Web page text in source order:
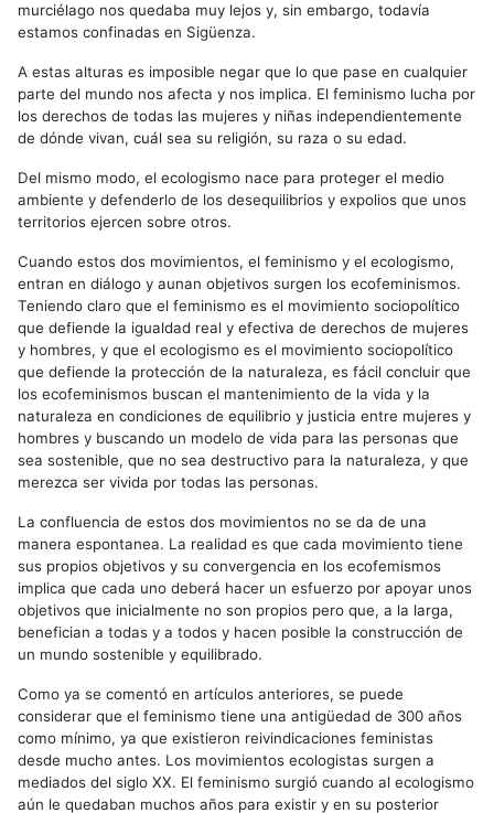
murciélago nos quedaba muy lejos y, sin embargo, todavía
estamos confinadas en Sigüenza.
A estas alturas es imposible negar que lo que pase en cualquier
parte del mundo nos afecta y nos implica. El feminismo lucha por
los derechos de todas las mujeres y niñas independientemente
de dónde vivan, cuál sea su religión, su raza o su edad.
Del mismo modo, el ecologismo nace para proteger el medio
ambiente y defenderlo de los desequilibrios y expolios que unos
territorios ejercen sobre otros.
Cuando estos dos movimientos, el feminismo y el ecologismo,
entran en diálogo y aunan objetivos surgen los ecofeminismos.
Teniendo claro que el feminismo es el movimiento sociopolítico
que defiende la igualdad real y efectiva de derechos de mujeres
y hombres, y que el ecologismo es el movimiento sociopolítico
que defiende la protección de la naturaleza, es fácil concluir que
los ecofeminismos buscan el mantenimiento de la vida y la
naturaleza en condiciones de equilibrio y justicia entre mujeres y
hombres y buscando un modelo de vida para las personas que
sea sostenible, que no sea destructivo para la naturaleza, y que
merezca ser vivida por todas las personas.
La confluencia de estos dos movimientos no se da de una
manera espontanea. La realidad es que cada movimiento tiene
sus propios objetivos y su convergencia en los ecofemismos
implica que cada uno deberá hacer un esfuerzo por apoyar unos
objetivos que inicialmente no son propios pero que, a la larga,
benefician a todas y a todos y hacen posible la construcción de
un mundo sostenible y equilibrado.
Como ya se comentó en artículos anteriores, se puede
considerar que el feminismo tiene una antigüedad de 300 años
como mínimo, ya que existieron reivindicaciones feministas
desde mucho antes. Los movimientos ecologistas surgen a
mediados del siglo XX. El feminismo surgió cuando al ecologismo
aún le quedaban muchos años para existir y en su posterior